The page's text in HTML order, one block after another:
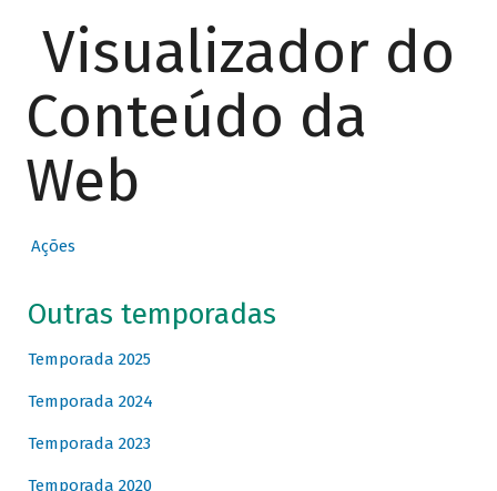
Visualizador do
Conteúdo da
Web
Ações
Outras temporadas
Temporada 2025
Temporada 2024
Temporada 2023
Temporada 2020